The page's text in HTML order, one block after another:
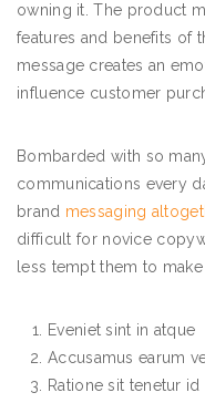
owning it. The product
features and benefits of
message creates an
influence customer
Bombarded with so
communications every
brand messaging
difficult for novice
less tempt them to make
Eveniet sint in atque
Accusamus earum
Ratione sit tenetur